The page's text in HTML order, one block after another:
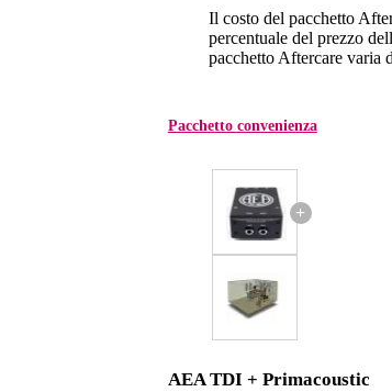
Il costo del pacchetto
percentuale del prezzo
pacchetto Aftercare varia
Pacchetto convenienza
+
AEA TDI + Primacoustic